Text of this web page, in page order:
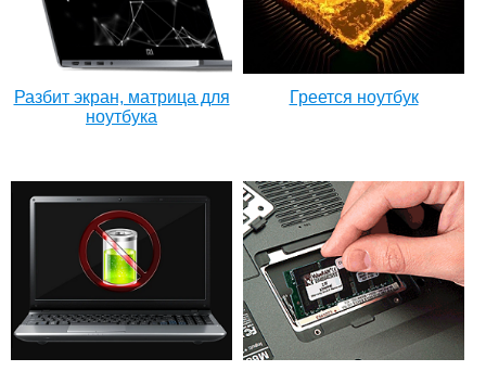
Разбит экран, матрица для
ноутбука
Греется ноутбук